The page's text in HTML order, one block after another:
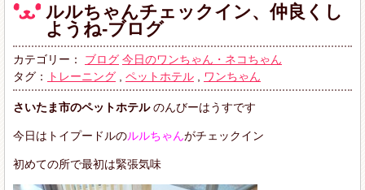
ルルちゃんチェックイン、仲良くし
ようね-ブログ
カテゴリー： ブログ 今日のワンちゃん・ネコちゃん
タグ：
トレーニング ペットホテル ワンちゃん
さいたま市のペットホテルのんびーはうすです
今日はトイプードルのルルちゃんがチェックイン
初めての所で最初は緊張気味